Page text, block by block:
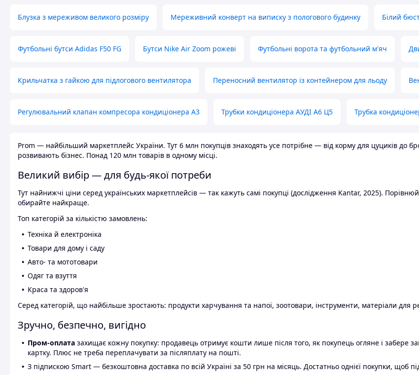
Блузка з мереживом великого розміру Мереживний конверт на виписку з пологового будинку Білий
Футбольні бутси Adidas F50 FG Бутси Nike Air Zoom рожеві Футбольні ворота та футбольний м'яч
Крильчатка з гайкою для підлогового вентилятора Переносний вентилятор із контейнером для льоду
Регулювальний клапан компресора кондиціонера А3 Трубки кондиціонера АУДІ А6 Ц5 Трубка
Prom — найбільший маркетплейс України. Тут 6 млн покупців знаходять усе потрібне — від корму для цуциків до
розвивають бізнес. Понад 120 млн товарів в одному місці.
Великий вибір — для будь-якої потреби
Тут найнижчі ціни серед українських маркетплейсів — так кажуть самі покупці (дослідження Kantar, 2025).
обирайте найкраще.
Топ категорій за кількістю замовлень:
Техніка й електроніка
Товари для дому і саду
Авто- та мототовари
Одяг та взуття
Краса та здоров'я
Серед категорій, що найбільше зростають: продукти харчування та напої, зоотовари, інструменти, матеріали для
Зручно, безпечно, вигідно
Пром-оплата захищає кожну покупку: продавець отримує кошти лише після того, як покупець огляне і
картку. Плюс не треба переплачувати за післяплату на пошті.
З підпискою Smart — безкоштовна доставка по всій Україні за 50 грн на місяць. Достатньо однієї покупки, щоб